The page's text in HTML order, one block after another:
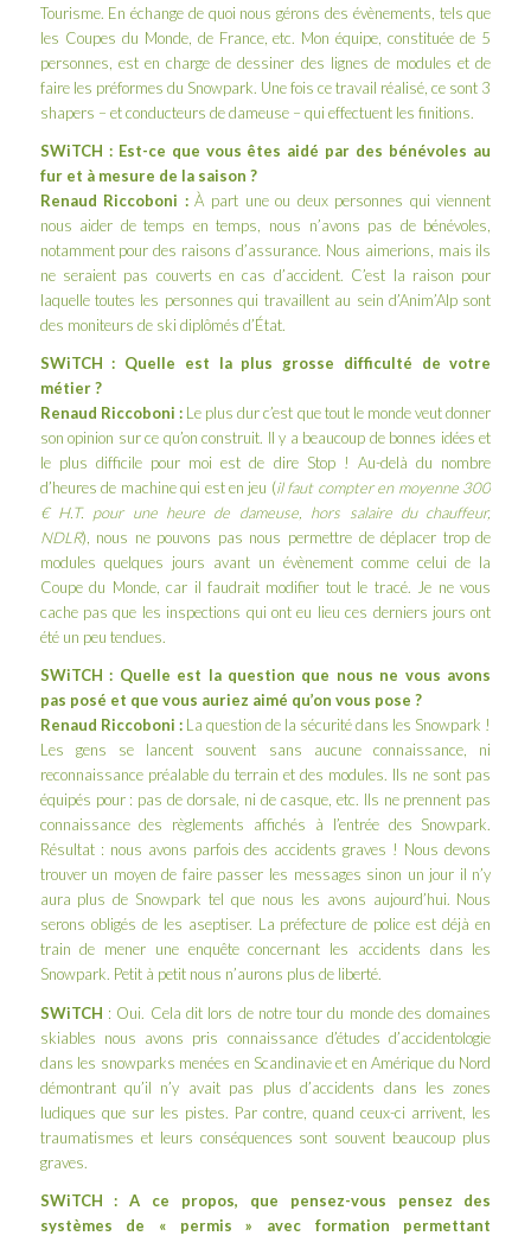
Tourisme. En échange de quoi nous gérons des évènements, tels que
les Coupes du Monde, de France, etc. Mon équipe, constituée de 5
personnes, est en charge de dessiner des lignes de modules et de
faire les préformes du Snowpark. Une fois ce travail réalisé, ce sont 3
shapers – et conducteurs de dameuse – qui effectuent les finitions.
SWiTCH : Est-ce que vous êtes aidé par des bénévoles au
fur et à mesure de la saison ?
Renaud Riccoboni :À part une ou deux personnes qui viennent
nous aider de temps en temps, nous n’avons pas de bénévoles,
notamment pour des raisons d’assurance. Nous aimerions, mais ils
ne seraient pas couverts en cas d’accident. C’est la raison pour
laquelle toutes les personnes qui travaillent au sein d’Anim’Alp sont
des moniteurs de ski diplômés d’État.
SWiTCH : Quelle est la plus grosse difficulté de votre
métier ?
Renaud Riccoboni : Le plus dur c’est que tout le monde veut donner
son opinion sur ce qu’on construit. Il y a beaucoup de bonnes idées et
le plus difficile pour moi est de dire Stop ! Au-delà du nombre
d’heures de machine qui est en jeu (il faut compter en moyenne 300
€ H.T. pour une heure de dameuse, hors salaire du chauffeur,
NDLR), nous ne pouvons pas nous permettre de déplacer trop de
modules quelques jours avant un évènement comme celui de la
Coupe du Monde, car il faudrait modifier tout le tracé. Je ne vous
cache pas que les inspections qui ont eu lieu ces derniers jours ont
été un peu tendues.
SWiTCH : Quelle est la question que nous ne vous avons
pas posé et que vous auriez aimé qu’on vous pose ?
Renaud Riccoboni : La question de la sécurité dans les Snowpark !
Les gens se lancent souvent sans aucune connaissance, ni
reconnaissance préalable du terrain et des modules. Ils ne sont pas
équipés pour : pas de dorsale, ni de casque, etc. Ils ne prennent pas
connaissance des règlements affichés à l’entrée des Snowpark.
Résultat : nous avons parfois des accidents graves ! Nous devons
trouver un moyen de faire passer les messages sinon un jour il n’y
aura plus de Snowpark tel que nous les avons aujourd’hui. Nous
serons obligés de les aseptiser. La préfecture de police est déjà en
train de mener une enquête concernant les accidents dans les
Snowpark. Petit à petit nous n’aurons plus de liberté.
SWiTCH : Oui. Cela dit lors de notretour du monde des domaines
skiables nous avons pris connaissance d’études d’accidentologie
dans les snowparks menées en Scandinavie et en Amérique du Nord
démontrant qu’il n’y avait pas plus d’accidents dans les zones
ludiques que sur les pistes. Par contre, quand ceux-ci arrivent, les
traumatismes et leurs conséquences sont souvent beaucoup plus
graves.
SWiTCH : A ce propos, que pensez-vous pensez des
systèmes de « permis » avec formation permettant